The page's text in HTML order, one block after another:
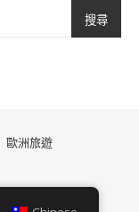
搜尋
歐洲旅遊